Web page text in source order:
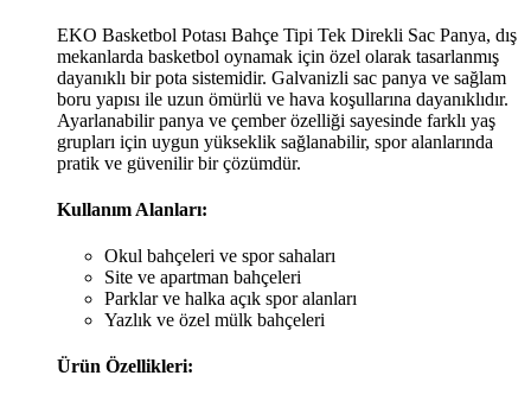
EKO Basketbol Potası Bahçe Tipi Tek Direkli Sac Panya, dış
mekanlarda basketbol oynamak için özel olarak tasarlanmış
dayanıklı bir pota sistemidir. Galvanizli sac panya ve sağlam
boru yapısı ile uzun ömürlü ve hava koşullarına dayanıklıdır.
Ayarlanabilir panya ve çember özelliği sayesinde farklı yaş
grupları için uygun yükseklik sağlanabilir, spor alanlarında
pratik ve güvenilir bir çözümdür.
Kullanım Alanları:
Okul bahçeleri ve spor sahaları
Site ve apartman bahçeleri
Parklar ve halka açık spor alanları
Yazlık ve özel mülk bahçeleri
Ürün Özellikleri: